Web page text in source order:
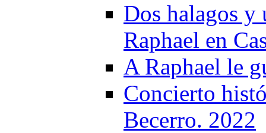
Dos halagos y
Raphael en
A Raphael le
Concierto
Becerro. 2022